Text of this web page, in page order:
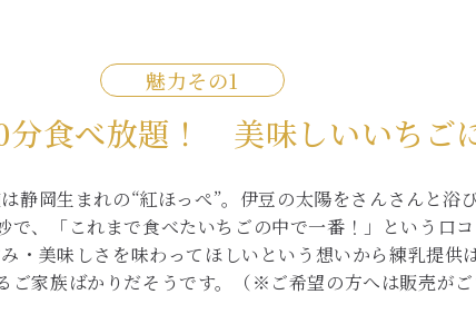
魅力その
分食べ放題！ 美味しいいちご
岡生まれの“紅ほっぺ”。伊豆の太陽をさんさんと浴
、「これまで食べたいちごの中で一番！」という口コ
美味しさを味わってほしいという想いから練乳提供
家族ばかりだそうです。（※ご希望の方へは販売がご